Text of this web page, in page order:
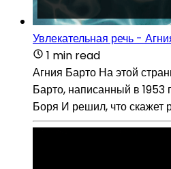
Увлекательная речь -
1 min read
Агния Барто На этой
Барто, написанный в 1953
Боря И решил, что скажет